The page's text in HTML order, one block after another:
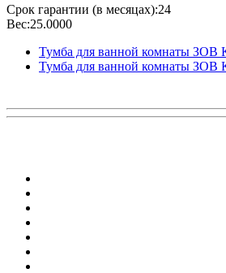
Срок гарантии (в месяцах):24
Вес:25.0000
Тумба для ванной комнаты ЗОВ
Тумба для ванной комнаты ЗОВ